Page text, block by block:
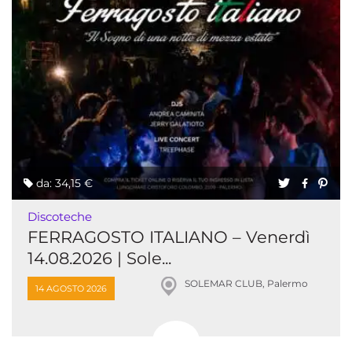
da: 34,15 €
Discoteche
FERRAGOSTO ITALIANO – Venerdì
14.08.2026 | Sole...
14 AGOSTO 2026 SOLEMAR CLUB, Palermo